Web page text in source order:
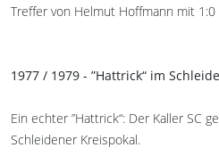
Treffer von Helmut Hoffmann mit 1:0
1977 / 1979 - ”Hattrick“ im
Ein echter ”Hattrick“: Der Kaller SC
Schleidener Kreispokal.